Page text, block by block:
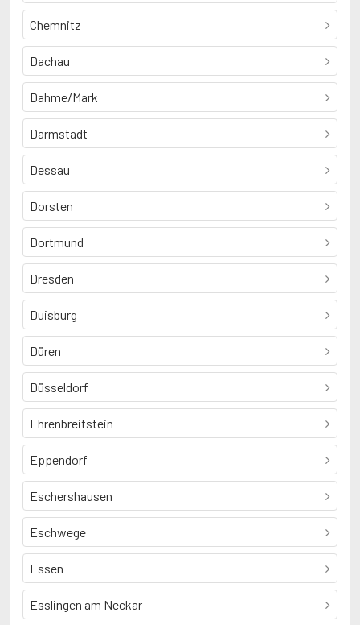
Chemnitz
Dachau
Dahme/Mark
Darmstadt
Dessau
Dorsten
Dortmund
Dresden
Duisburg
Düren
Düsseldorf
Ehrenbreitstein
Eppendorf
Eschershausen
Eschwege
Essen
Esslingen am Neckar